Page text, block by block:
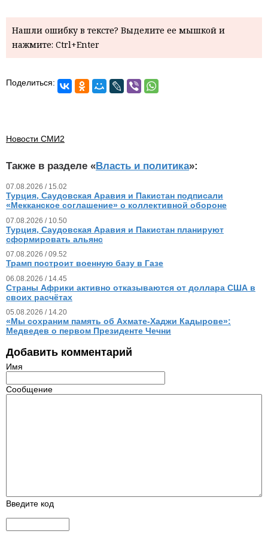
Нашли ошибку в тексте? Выделите ее мышкой и
нажмите: Ctrl+Enter
Поделиться:
Новости СМИ2
Также в разделе «Власть и политика»:
07.08.2026 / 15.02
Турция, Саудовская Аравия и Пакистан подписали
«Мекканское соглашение» о коллективной обороне
07.08.2026 / 10.50
Турция, Саудовская Аравия и Пакистан планируют
сформировать альянс
07.08.2026 / 09.52
Трамп построит военную базу в Газе
06.08.2026 / 14.45
Страны Африки активно отказываются от доллара США в
своих расчётах
05.08.2026 / 14.20
«Мы сохраним память об Ахмате-Хаджи Кадырове»:
Медведев о первом Президенте Чечни
Добавить комментарий
Имя
Сообщение
Введите код